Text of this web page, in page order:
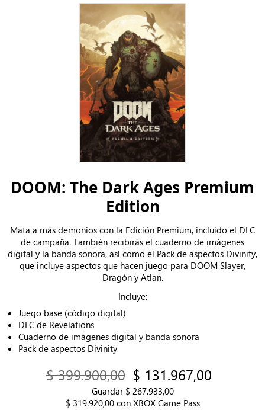
DOOM: The Dark Ages Premium
Edition
Mata a más demonios con la Edición Premium, incluido el DLC
de campaña. También recibirás el cuaderno de imágenes
digital y la banda sonora, así como el Pack de aspectos Divinity,
que incluye aspectos que hacen juego para DOOM Slayer,
Dragón y Atlan.
Incluye:
Juego base (código digital)
DLC de Revelations
Cuaderno de imágenes digital y banda sonora
Pack de aspectos Divinity
$ 399.900,00 $ 131.967,00
Guardar $ 267.933,00
$ 319.920,00 con XBOX Game Pass